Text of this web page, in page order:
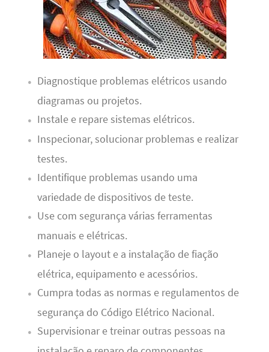
Diagnostique problemas elétricos usando
diagramas ou projetos.
Instale e repare sistemas elétricos.
Inspecionar, solucionar problemas e realizar
testes.
Identifique problemas usando uma
variedade de dispositivos de teste.
Use com segurança várias ferramentas
manuais e elétricas.
Planeje o layout e a instalação de fiação
elétrica, equipamento e acessórios.
Cumpra todas as normas e regulamentos de
segurança do Código Elétrico Nacional.
Supervisionar e treinar outras pessoas na